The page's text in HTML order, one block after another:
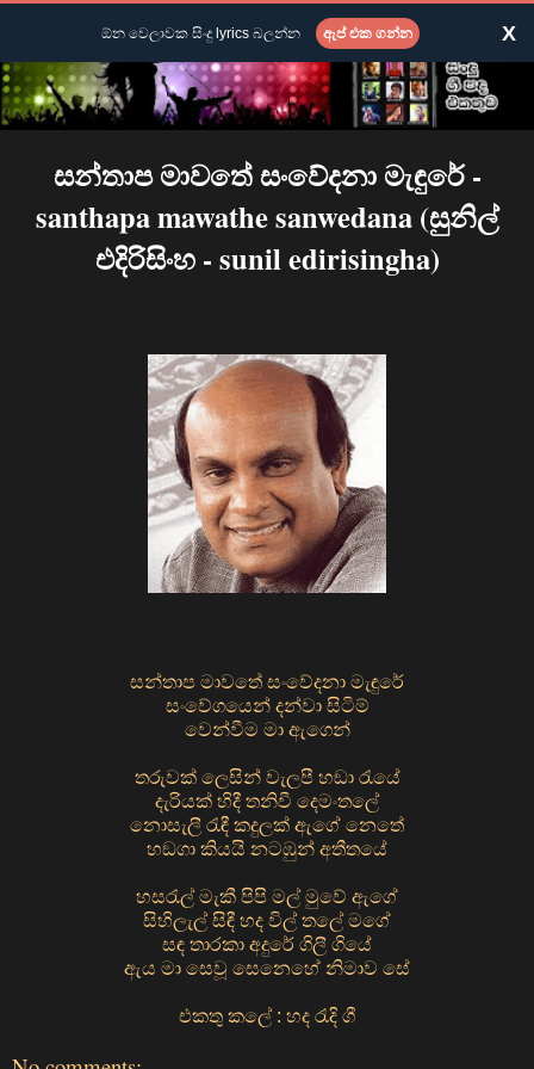
සන්තාප මාවතේ සංවේදනා මැඳුරේ -
santhapa mawathe sanwedana (සුනිල්
එදිරිසිංහ - sunil edirisingha)
සන්තාප මාවතේ සංවේදනා මැඳුරේ
සංවේගයෙන් දන්වා සිටිම්
වෙන්වීම මා ඇගෙන්
තරුවක් ලෙසින් වැලපී හඞා රැයේ
දැරියක් හිදී තනිවී දෙමංතලේ
නොසැලී රැඳී කදුලක් ඇගේ නෙතේ
හඞගා කියයි නටඹුන් අතීතයේ
හසරැල් මැකී පිපි මල් මුවේ ඇගේ
සිහිලැල් සිඳී හද විල් තලේ මගේ
සඳ තාරකා අදුරේ ගිලී ගියේ
ඇය මා සෙවූ සෙනෙහේ නිමාව සේ
එකතු කලේ : හද රැදි ගී
ඕන වෙලාවක සිංදු lyrics බලන්න ඇප් එක ගන්න X